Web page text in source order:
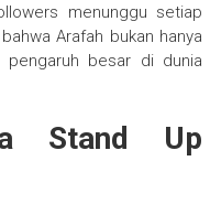
menunggu setiap
Arafah bukan hanya
besar di dunia
Stand Up